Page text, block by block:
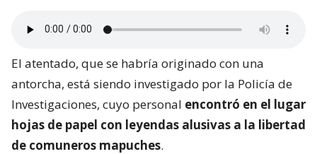
El atentado, que se habría originado con una
antorcha, está siendo investigado por la Policía de
Investigaciones, cuyo personal encontró en el lugar
hojas de papel con leyendas alusivas a la libertad
de comuneros mapuches.